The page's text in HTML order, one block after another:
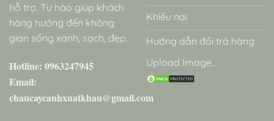
hỗ trợ. Tự hào giúp khách
hàng hướng đến không
gian sống xanh, sạch, đẹp.
Hotline: 0963247945
Email:
chaucaycanhxuatkhau@gmail.com
Khiếu nại
Hướng dẫn đổi trả hàng
Upload Image...